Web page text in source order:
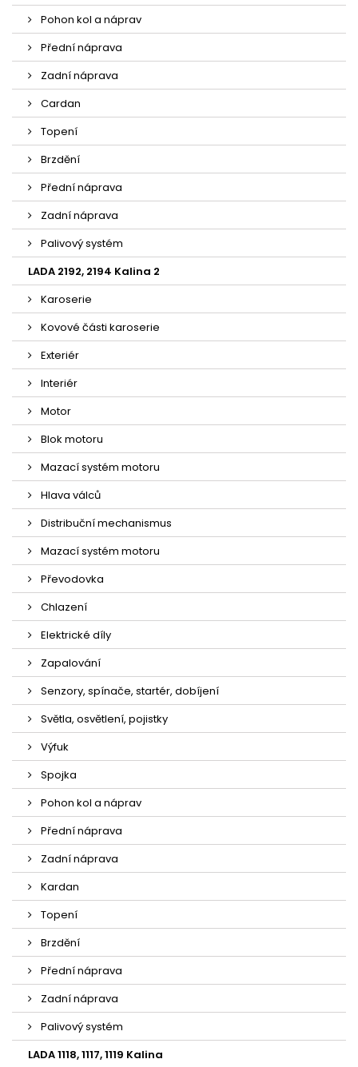
Pohon kol a náprav
Přední náprava
Zadní náprava
Cardan
Topení
Brzdění
Přední náprava
Zadní náprava
Palivový systém
LADA 2192, 2194 Kalina 2
Karoserie
Kovové části karoserie
Exteriér
Interiér
Motor
Blok motoru
Mazací systém motoru
Hlava válců
Distribuční mechanismus
Mazací systém motoru
Převodovka
Chlazení
Elektrické díly
Zapalování
Senzory, spínače, startér, dobíjení
Světla, osvětlení, pojistky
Výfuk
Spojka
Pohon kol a náprav
Přední náprava
Zadní náprava
Kardan
Topení
Brzdění
Přední náprava
Zadní náprava
Palivový systém
LADA 1118, 1117, 1119 Kalina